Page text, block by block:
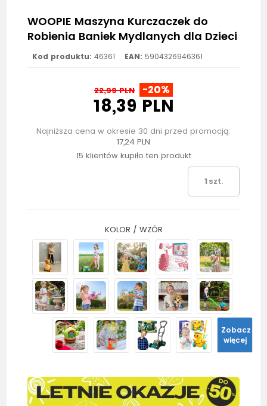
WOOPIE Maszyna Kurczaczek do
Robienia Baniek Mydlanych dla Dzieci
Kod produktu: 46361 EAN: 5904326946361
22,99 PLN -20%
18,39 PLN
Najniższa cena w okresie 30 dni przed promocją:
17,24 PLN
15 klientów kupiło ten produkt
szt.
KOLOR / WZÓR
Zobacz
więcej